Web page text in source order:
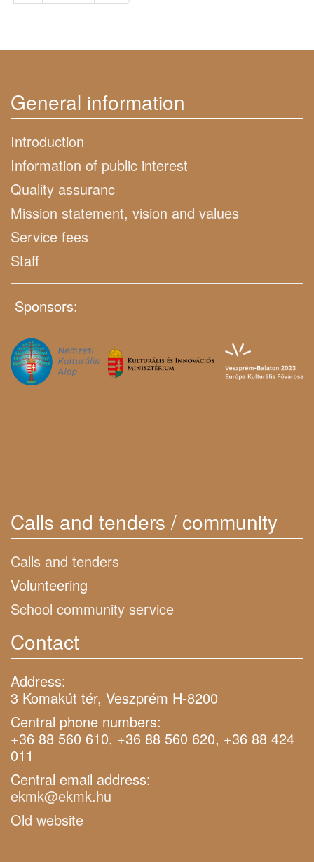
General information
Introduction
Information of public interest
Quality assuranc
Mission statement, vision and values
Service fees
Staff
Sponsors:
Calls and tenders / community
Calls and tenders
Volunteering
School community service
Contact
Address:
3 Komakút tér, Veszprém H-8200
Central phone numbers:
+36 88 560 610, +36 88 560 620, +36 88 424
011
Central email address:
ekmk@ekmk.hu
Old website